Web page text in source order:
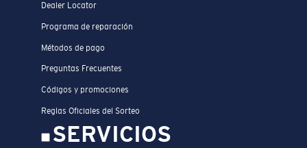
Dealer Locator
Programa de reparación
Métodos de pago
Preguntas Frecuentes
Códigos y promociones
Reglas Oficiales del Sorteo
SERVICIOS